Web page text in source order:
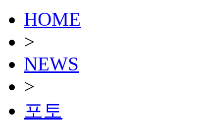
HOME
>
NEWS
>
포토